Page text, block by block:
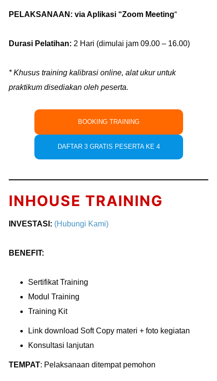
PELAKSANAAN: via Aplikasi “Zoom Meeting“
Durasi Pelatihan: 2 Hari (dimulai jam 09.00 – 16.00)
* Khusus training kalibrasi online, alat ukur untuk
praktikum disediakan oleh peserta.
BOOKING TRAINING
DAFTAR 3 GRATIS PESERTA KE 4
INHOUSE TRAINING
INVESTASI: (Hubungi Kami)
BENEFIT:
Sertifikat Training
Modul Training
Training Kit
Link download Soft Copy materi + foto kegiatan
Konsultasi lanjutan
TEMPAT: Pelaksanaan ditempat pemohon